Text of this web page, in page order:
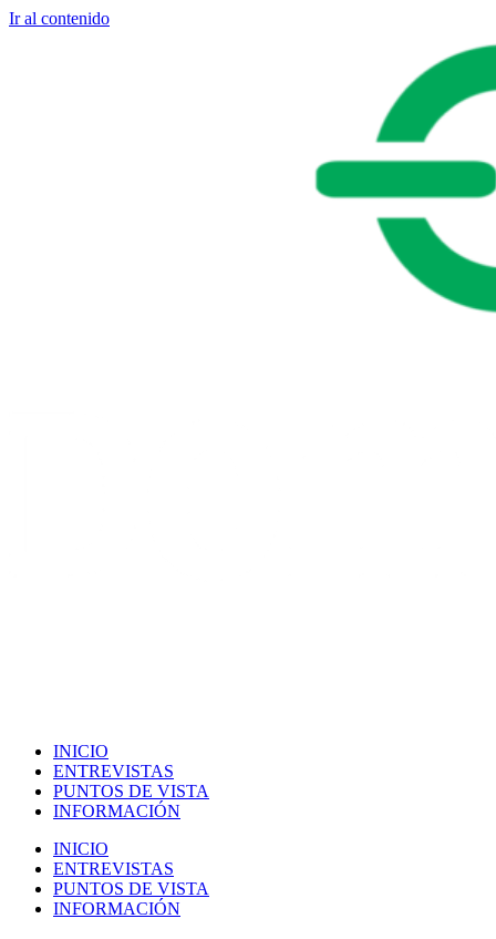
Ir al contenido
INICIO
ENTREVISTAS
PUNTOS DE VISTA
INFORMACIÓN
INICIO
ENTREVISTAS
PUNTOS DE VISTA
INFORMACIÓN